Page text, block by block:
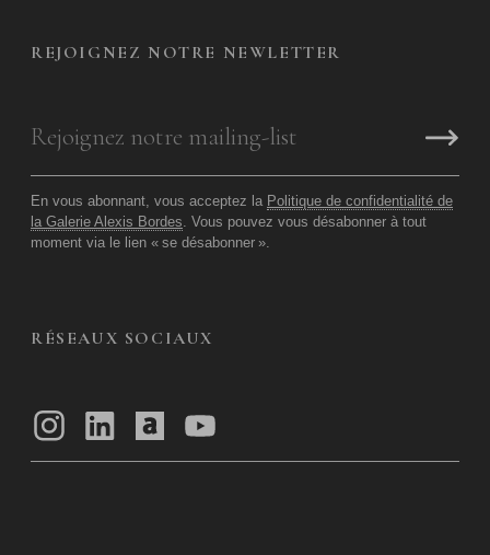
REJOIGNEZ NOTRE NEWLETTER
En vous abonnant, vous acceptez la Politique de confidentialité de
la Galerie Alexis Bordes . Vous pouvez vous désabonner à tout
moment via le lien « se désabonner ».
RÉSEAUX SOCIAUX